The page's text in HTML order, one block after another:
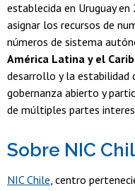
establecida en Uruguay
asignar los recursos de
números de sistema
América Latina y el
desarrollo y la estabilidad
gobernanza abierto y
de múltiples partes
Sobre NIC
NIC Chile, centro